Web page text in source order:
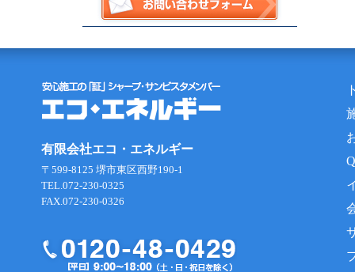
有限会社エコ・エネルギー
〒599-8125 堺市東区西野190-1
TEL.072-230-0325
FAX.072-230-0326